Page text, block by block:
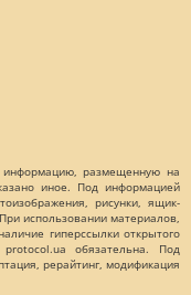
информацию, размещенную на
иное. Под информацией
рисунки, ящик-
использовании материалов,
гиперссылки открытого
обязательна. Под
рерайтинг, модификация